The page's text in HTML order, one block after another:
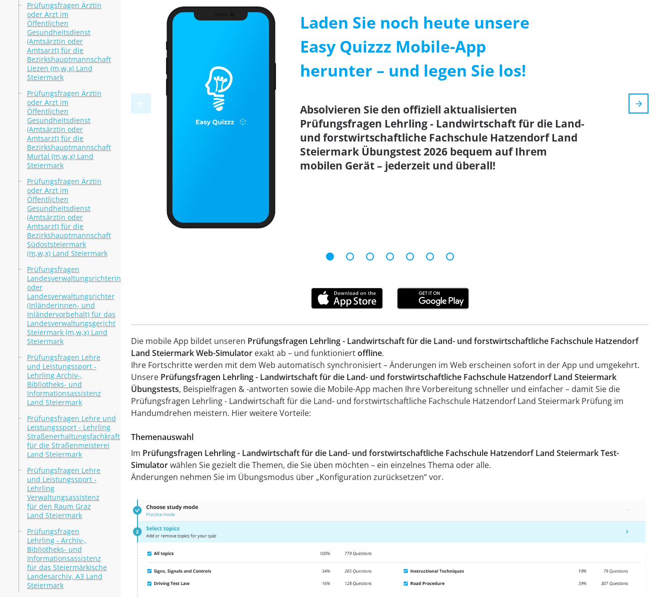
Prüfungsfragen Ärztin
oder Arzt im
Öffentlichen
Gesundheitsdienst
(Amtsärztin oder
Amtsarzt) für die
Bezirkshauptmannschaft
Liezen (m,w,x) Land
Steiermark
Prüfungsfragen Ärztin
oder Arzt im
Öffentlichen
Gesundheitsdienst
(Amtsärztin oder
Amtsarzt) für die
Bezirkshauptmannschaft
Murtal (m,w,x) Land
Steiermark
Prüfungsfragen Ärztin
oder Arzt im
Öffentlichen
Gesundheitsdienst
(Amtsärztin oder
Amtsarzt) für die
Bezirkshauptmannschaft
Südoststeiermark
(m,w,x) Land Steiermark
Prüfungsfragen
Landesverwaltungsrichterin
oder
Landesverwaltungsrichter
(Inländerinnen- und
Inländervorbehalt) für das
Landesverwaltungsgericht
Steiermark (m,w,x) Land
Steiermark
Prüfungsfragen Lehre
und Leistungssport -
Lehrling Archiv-,
Bibliotheks- und
Informationsassistenz
Land Steiermark
Prüfungsfragen Lehre und
Leistungssport - Lehrling
Straßenerhaltungsfachkraft
für die Straßenmeisterei
Land Steiermark
Prüfungsfragen Lehre
und Leistungssport -
Lehrling
Verwaltungsassistenz
für den Raum Graz
Land Steiermark
Prüfungsfragen
Lehrling - Archiv-,
Bibliotheks- und
Informationsassistenz
für das Steiermärkische
Landesarchiv, A3 Land
Steiermark
Laden Sie noch heute unsere
Easy Quizzz Mobile-App
herunter – und legen Sie los!
Absolvieren Sie den offiziell aktualisierten
Prüfungsfragen Lehrling - Landwirtschaft für die Land-
und forstwirtschaftliche Fachschule Hatzendorf Land
Steiermark Übungstest 2026 bequem auf Ihrem
mobilen Gerät – jederzeit und überall!
Die mobile App bildet unseren Prüfungsfragen Lehrling - Landwirtschaft für die Land- und forstwirtschaftliche Fachschule Hatzendorf
Land Steiermark Web-Simulatorexakt ab – und funktioniertoffline.
Ihre Fortschritte werden mit dem Web automatisch synchronisiert – Änderungen im Web erscheinen sofort in der App und umgekehrt.
Unsere Prüfungsfragen Lehrling - Landwirtschaft für die Land- und forstwirtschaftliche Fachschule Hatzendorf Land Steiermark
Übungstests, Beispielfragen & -antworten sowie die Mobile-App machen Ihre Vorbereitung schneller und einfacher – damit Sie die
Prüfungsfragen Lehrling - Landwirtschaft für die Land- und forstwirtschaftliche Fachschule Hatzendorf Land Steiermark Prüfung im
Handumdrehen meistern. Hier weitere Vorteile:
Themenauswahl
Im Prüfungsfragen Lehrling - Landwirtschaft für die Land- und forstwirtschaftliche Fachschule Hatzendorf Land Steiermark Test-
Simulatorwählen Sie gezielt die Themen, die Sie üben möchten – ein einzelnes Thema oder alle.
Änderungen nehmen Sie im Übungsmodus über „Konfiguration zurücksetzen“ vor.